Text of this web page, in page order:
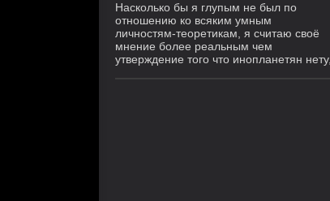
Насколько бы я глупым не был по
отношению ко всяким умным
личностям-теоретикам, я считаю своё
мнение более реальным чем
утверждение того что инопланетян нету,